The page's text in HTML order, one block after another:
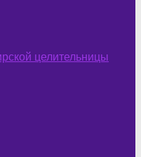
целительницы